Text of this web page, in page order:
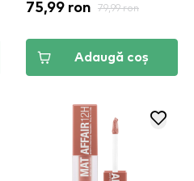
75,99 ron 79,99 ron
Adaugă coș